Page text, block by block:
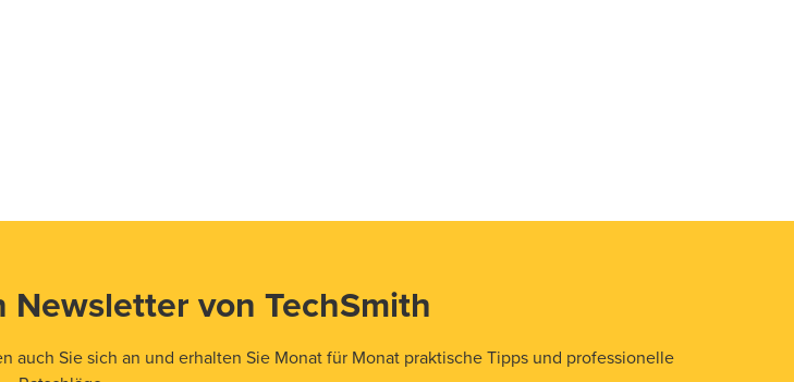
Newsletter von TechSmith
Sie sich an und erhalten Sie Monat für Monat praktische Tipps und professionelle